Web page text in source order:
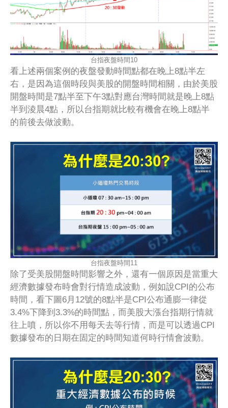
台指夜盤時間10
看上述兩個案例的夜盤發動時間點都在晚上8點半左
右，是因為這個時段與美股的開盤時間相關，由於美股
開盤時間是7點半至下午3點對應台灣時間就是晚上8點
半到淩晨4點，所以台指期就比較有機會在晚上8點半
的前後去做波動。
台指夜盤時間11
除了受美股開盤時間影響之外，還有一個原因是當重大
經濟數據發布時會對行情造成波動，例如說CPI的公布
時間，看下圖6月12號的8點半是CPI公布通膨一律從
3.4%下降到3.3%的時間點，而美股大漲台指期行情就
往上噴，所以你不用每天去等行情，而是可以透過CPI
數據發布的日期在固定的時間知道何時行情會波動。